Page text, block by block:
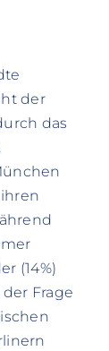
der
das
(14%)
Frage